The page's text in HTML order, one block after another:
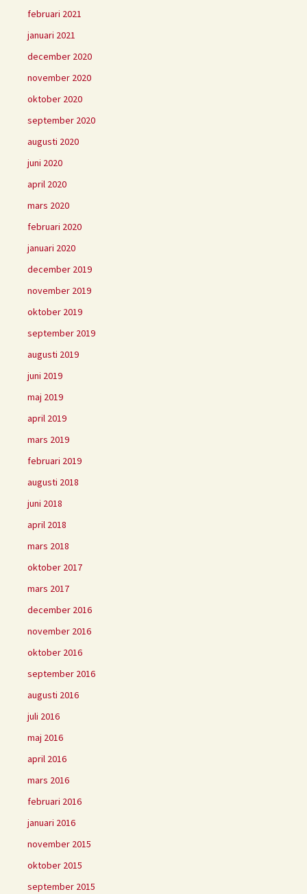
februari 2021
januari 2021
december 2020
november 2020
oktober 2020
september 2020
augusti 2020
juni 2020
april 2020
mars 2020
februari 2020
januari 2020
december 2019
november 2019
oktober 2019
september 2019
augusti 2019
juni 2019
maj 2019
april 2019
mars 2019
februari 2019
augusti 2018
juni 2018
april 2018
mars 2018
oktober 2017
mars 2017
december 2016
november 2016
oktober 2016
september 2016
augusti 2016
juli 2016
maj 2016
april 2016
mars 2016
februari 2016
januari 2016
november 2015
oktober 2015
september 2015